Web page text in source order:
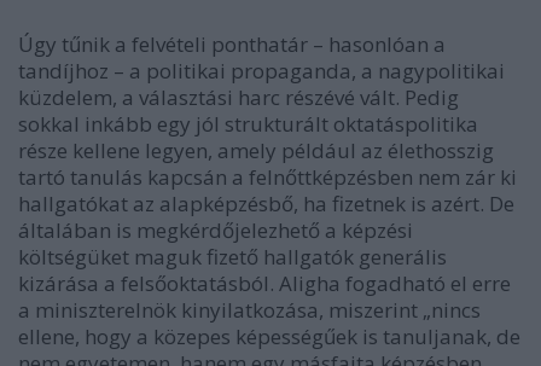
Úgy tűnik a felvételi ponthatár – hasonlóan a
tandíjhoz – a politikai propaganda, a nagypolitikai
küzdelem, a választási harc részévé vált. Pedig
sokkal inkább egy jól strukturált oktatáspolitika
része kellene legyen, amely például az élethosszig
tartó tanulás kapcsán a felnőttképzésben nem zár ki
hallgatókat az alapképzésbő, ha fizetnek is azért. De
általában is megkérdőjelezhető a képzési
költségüket maguk fizető hallgatók generális
kizárása a felsőoktatásból. Aligha fogadható el erre
a miniszterelnök kinyilatkozása, miszerint „nincs
ellene, hogy a közepes képességűek is tanuljanak, de